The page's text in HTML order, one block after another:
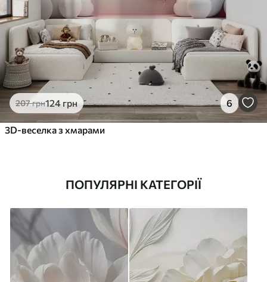
207грн124 грн 6
3D-веселка з хмарами
ПОПУЛЯРНІ КАТЕГОРІЇ